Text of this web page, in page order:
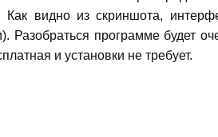
видно из скриншота,
Разобраться программе будет
и установки не требует.